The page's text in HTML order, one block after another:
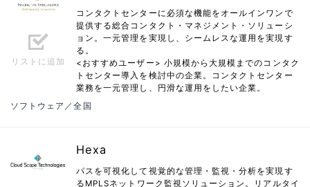
リストに追加
コンタクトセンターに必須な機能をオールインワンで
提供する総合コンタクト・マネジメント・ソリューシ
ョン。一元管理を実現し、シームレスな運用を実現す
る。
<おすすめユーザー> 小規模から大規模までのコンタク
トセンター導入を検討中の企業。コンタクトセンター
業務を一元管理し、円滑な運用をしたい企業。
ソフトウェア／全国
Hexa
パスを可視化して視覚的な管理・監視・分析を実現す
るMPLSネットワーク監視ソリューション。リアルタイ